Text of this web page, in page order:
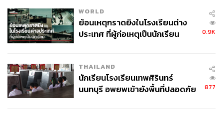
WORLD
ย้อนเหตุกราดยิงในโรงเรียนต่าง
ประเทศ ที่ผู้ก่อเหตุเป็นนักเรียน
0.9K
THAILAND
นักเรียนโรงเรียนเทพศิรินทร์
นนทบุรี อพยพเข้ายังพื้นที่ปลอดภัย
877